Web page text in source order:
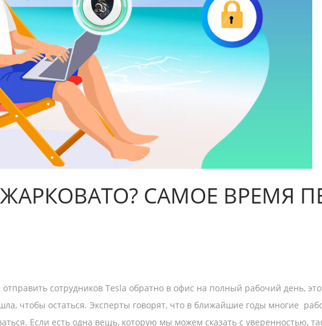
САМОЕ ВРЕМЯ
сотрудников Tesla обратно в офис на полный рабочий день, это
чтобы остаться. Эксперты говорят, что в ближайшие годы многие
Если есть одна вещь, которую мы можем сказать с уверенностью,